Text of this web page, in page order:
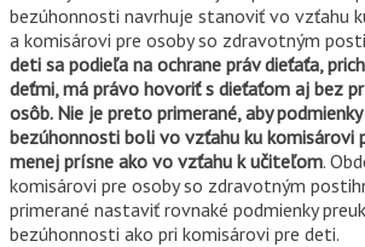
bezúhonnosti navrhuje stanoviť vo vzťahu
a komisárovi pre osoby so zdravotným
deti sa podieľa na ochrane práv dieťaťa,
deťmi, má právo hovoriť s dieťaťom aj bez
osôb. Nie je preto primerané, aby
bezúhonnosti boli vo vzťahu ku komisárovi
menej prísne ako vo vzťahu k učiteľom.
komisárovi pre osoby so zdravotným
primerané nastaviť rovnaké podmienky
bezúhonnosti ako pri komisárovi pre deti.